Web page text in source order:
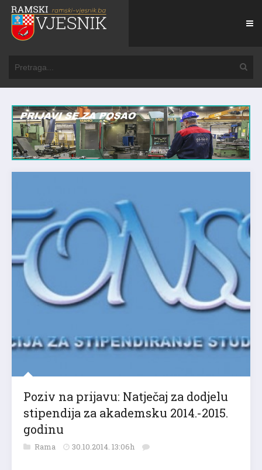
Poziv na prijavu: Natječaj za dodjelu
stipendija za akademsku 2014.-2015.
godinu
Rama 30.10.2014. 13:06h